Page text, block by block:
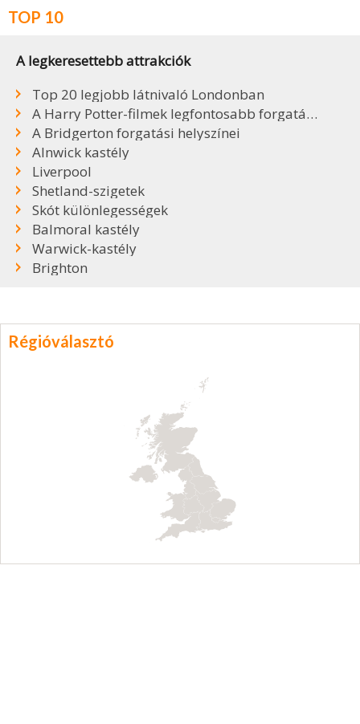
TOP 10
A legkeresettebb attrakciók
Top 20 legjobb látnivaló Londonban
A Harry Potter-filmek legfontosabb forgatási helyszínei
A Bridgerton forgatási helyszínei
Alnwick kastély
Liverpool
Shetland-szigetek
Skót különlegességek
Balmoral kastély
Warwick-kastély
Brighton
Régióválasztó